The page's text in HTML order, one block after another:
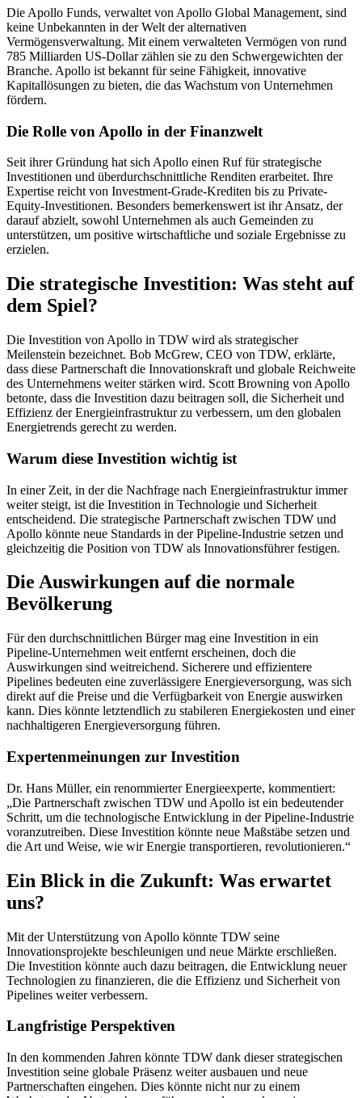
Die Apollo Funds, verwaltet von Apollo Global Management, sind
keine Unbekannten in der Welt der alternativen
Vermögensverwaltung. Mit einem verwalteten Vermögen von rund
785 Milliarden US-Dollar zählen sie zu den Schwergewichten der
Branche. Apollo ist bekannt für seine Fähigkeit, innovative
Kapitallösungen zu bieten, die das Wachstum von Unternehmen
fördern.
Die Rolle von Apollo in der Finanzwelt
Seit ihrer Gründung hat sich Apollo einen Ruf für strategische
Investitionen und überdurchschnittliche Renditen erarbeitet. Ihre
Expertise reicht von Investment-Grade-Krediten bis zu Private-
Equity-Investitionen. Besonders bemerkenswert ist ihr Ansatz, der
darauf abzielt, sowohl Unternehmen als auch Gemeinden zu
unterstützen, um positive wirtschaftliche und soziale Ergebnisse zu
erzielen.
Die strategische Investition: Was steht auf
dem Spiel?
Die Investition von Apollo in TDW wird als strategischer
Meilenstein bezeichnet. Bob McGrew, CEO von TDW, erklärte,
dass diese Partnerschaft die Innovationskraft und globale Reichweite
des Unternehmens weiter stärken wird. Scott Browning von Apollo
betonte, dass die Investition dazu beitragen soll, die Sicherheit und
Effizienz der Energieinfrastruktur zu verbessern, um den globalen
Energietrends gerecht zu werden.
Warum diese Investition wichtig ist
In einer Zeit, in der die Nachfrage nach Energieinfrastruktur immer
weiter steigt, ist die Investition in Technologie und Sicherheit
entscheidend. Die strategische Partnerschaft zwischen TDW und
Apollo könnte neue Standards in der Pipeline-Industrie setzen und
gleichzeitig die Position von TDW als Innovationsführer festigen.
Die Auswirkungen auf die normale
Bevölkerung
Für den durchschnittlichen Bürger mag eine Investition in ein
Pipeline-Unternehmen weit entfernt erscheinen, doch die
Auswirkungen sind weitreichend. Sicherere und effizientere
Pipelines bedeuten eine zuverlässigere Energieversorgung, was sich
direkt auf die Preise und die Verfügbarkeit von Energie auswirken
kann. Dies könnte letztendlich zu stabileren Energiekosten und einer
nachhaltigeren Energieversorgung führen.
Expertenmeinungen zur Investition
Dr. Hans Müller, ein renommierter Energieexperte, kommentiert:
„Die Partnerschaft zwischen TDW und Apollo ist ein bedeutender
Schritt, um die technologische Entwicklung in der Pipeline-Industrie
voranzutreiben. Diese Investition könnte neue Maßstäbe setzen und
die Art und Weise, wie wir Energie transportieren, revolutionieren.“
Ein Blick in die Zukunft: Was erwartet
uns?
Mit der Unterstützung von Apollo könnte TDW seine
Innovationsprojekte beschleunigen und neue Märkte erschließen.
Die Investition könnte auch dazu beitragen, die Entwicklung neuer
Technologien zu finanzieren, die die Effizienz und Sicherheit von
Pipelines weiter verbessern.
Langfristige Perspektiven
In den kommenden Jahren könnte TDW dank dieser strategischen
Investition seine globale Präsenz weiter ausbauen und neue
Partnerschaften eingehen. Dies könnte nicht nur zu einem